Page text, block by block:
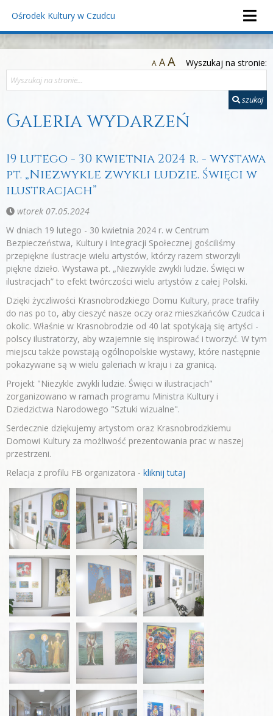
Ośrodek Kultury w Czudcu
A AA Wyszukaj na stronie:
szukaj
Galeria wydarzeń
19 lutego - 30 kwietnia 2024 r. - wystawa
pt. „Niezwykle zwykli ludzie. Święci w
ilustracjach”
wtorek 07.05.2024
W dniach 19 lutego - 30 kwietnia 2024 r. w Centrum
Bezpieczeństwa, Kultury i Integracji Społecznej gościliśmy
przepiękne ilustracje wielu artystów, którzy razem stworzyli
piękne dzieło. Wystawa pt. „Niezwykle zwykli ludzie. Święci w
ilustracjach” to efekt twórczości wielu artystów z całej Polski.
Dzięki życzliwości Krasnobrodzkiego Domu Kultury, prace trafiły
do nas po to, aby cieszyć nasze oczy oraz mieszkańców Czudca i
okolic. Właśnie w Krasnobrodzie od 40 lat spotykają się artyści -
polscy ilustratorzy, aby wzajemnie się inspirować i tworzyć. W tym
miejscu także powstają ogólnopolskie wystawy, które następnie
pokazywane są w wielu galeriach w kraju i za granicą.
Projekt "Niezykle zwykli ludzie. Święci w ilustracjach"
zorganizowano w ramach programu Ministra Kultury i
Dziedzictwa Narodowego "Sztuki wizualne".
Serdecznie dziękujemy artystom oraz Krasnobrodzkiemu
Domowi Kultury za możliwość prezentowania prac w naszej
przestrzeni.
Relacja z profilu FB organizatora - kliknij tutaj